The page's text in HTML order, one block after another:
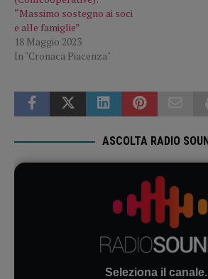
“Massimo sostegno ai soci
e alle famiglie”
18 Maggio 2023
In "Cronaca Piacenza"
ASCOLTA RADIO
Seleziona il